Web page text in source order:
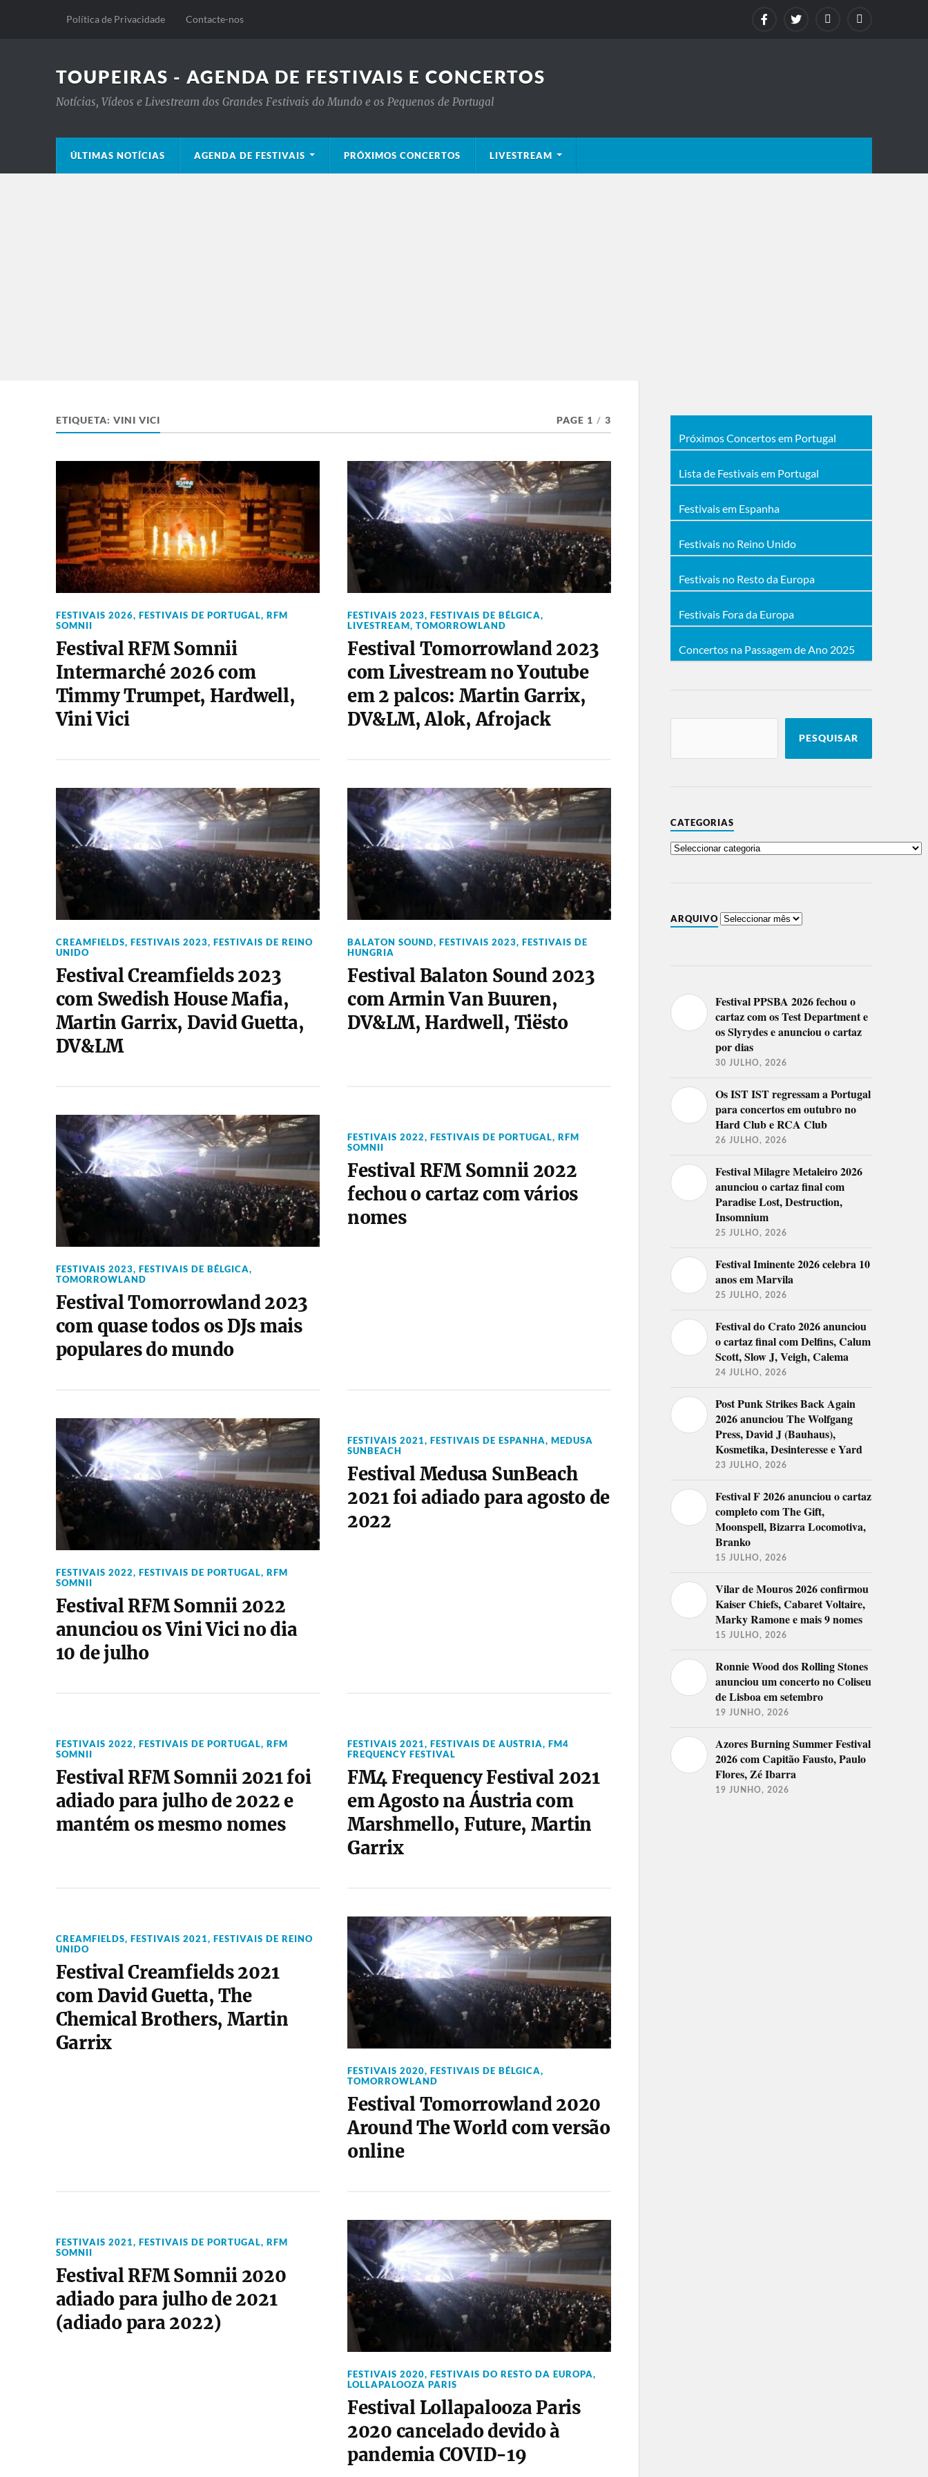
Política de Privacidade Contacte-nos
TOUPEIRAS - AGENDA DE FESTIVAIS E CONCERTOS
Notícias, Vídeos e Livestream dos Grandes Festivais do Mundo e os Pequenos de Portugal
ÚLTIMAS NOTÍCIAS AGENDA DE FESTIVAIS PRÓXIMOS CONCERTOS LIVESTREAM
ETIQUETA: VINI VICI PAGE 1 / 3
FESTIVAIS 2026, FESTIVAIS DE PORTUGAL, RFM
SOMNII
Festival RFM Somnii
Intermarché 2026 com
Timmy Trumpet, Hardwell,
Vini Vici
FESTIVAIS 2023, FESTIVAIS DE BÉLGICA,
LIVESTREAM, TOMORROWLAND
Festival Tomorrowland 2023
com Livestream no Youtube
em 2 palcos: Martin Garrix,
DV&LM, Alok, Afrojack
CREAMFIELDS, FESTIVAIS 2023, FESTIVAIS DE REINO
UNIDO
Festival Creamfields 2023
com Swedish House Mafia,
Martin Garrix, David Guetta,
DV&LM
BALATON SOUND, FESTIVAIS 2023, FESTIVAIS DE
HUNGRIA
Festival Balaton Sound 2023
com Armin Van Buuren,
DV&LM, Hardwell, Tiësto
FESTIVAIS 2023, FESTIVAIS DE BÉLGICA,
TOMORROWLAND
Festival Tomorrowland 2023
com quase todos os DJs mais
populares do mundo
FESTIVAIS 2022, FESTIVAIS DE PORTUGAL, RFM
SOMNII
Festival RFM Somnii 2022
fechou o cartaz com vários
nomes
FESTIVAIS 2022, FESTIVAIS DE PORTUGAL, RFM
SOMNII
Festival RFM Somnii 2022
anunciou os Vini Vici no dia
10 de julho
FESTIVAIS 2021, FESTIVAIS DE ESPANHA, MEDUSA
SUNBEACH
Festival Medusa SunBeach
2021 foi adiado para agosto de
2022
FESTIVAIS 2022, FESTIVAIS DE PORTUGAL, RFM
SOMNII
Festival RFM Somnii 2021 foi
adiado para julho de 2022 e
mantém os mesmo nomes
FESTIVAIS 2021, FESTIVAIS DE AUSTRIA, FM4
FREQUENCY FESTIVAL
FM4 Frequency Festival 2021
em Agosto na Áustria com
Marshmello, Future, Martin
Garrix
CREAMFIELDS, FESTIVAIS 2021, FESTIVAIS DE REINO
UNIDO
Festival Creamfields 2021
com David Guetta, The
Chemical Brothers, Martin
Garrix
FESTIVAIS 2020, FESTIVAIS DE BÉLGICA,
TOMORROWLAND
Festival Tomorrowland 2020
Around The World com versão
online
FESTIVAIS 2021, FESTIVAIS DE PORTUGAL, RFM
SOMNII
Festival RFM Somnii 2020
adiado para julho de 2021
(adiado para 2022)
FESTIVAIS 2020, FESTIVAIS DO RESTO DA EUROPA,
LOLLAPALOOZA PARIS
Festival Lollapalooza Paris
2020 cancelado devido à
pandemia COVID-19
Próximos Concertos em Portugal
Lista de Festivais em Portugal
Festivais em Espanha
Festivais no Reino Unido
Festivais no Resto da Europa
Festivais Fora da Europa
Concertos na Passagem de Ano 2025
PESQUISAR
CATEGORIAS
ARQUIVO
Festival PPSBA 2026 fechou o
cartaz com os Test Department e
os Slyrydes e anunciou o cartaz
por dias
30 JULHO, 2026
Os IST IST regressam a Portugal
para concertos em outubro no
Hard Club e RCA Club
26 JULHO, 2026
Festival Milagre Metaleiro 2026
anunciou o cartaz final com
Paradise Lost, Destruction,
Insomnium
25 JULHO, 2026
Festival Iminente 2026 celebra 10
anos em Marvila
25 JULHO, 2026
Festival do Crato 2026 anunciou
o cartaz final com Delfins, Calum
Scott, Slow J, Veigh, Calema
24 JULHO, 2026
Post Punk Strikes Back Again
2026 anunciou The Wolfgang
Press, David J (Bauhaus),
Kosmetika, Desinteresse e Yard
23 JULHO, 2026
Festival F 2026 anunciou o cartaz
completo com The Gift,
Moonspell, Bizarra Locomotiva,
Branko
15 JULHO, 2026
Vilar de Mouros 2026 confirmou
Kaiser Chiefs, Cabaret Voltaire,
Marky Ramone e mais 9 nomes
15 JULHO, 2026
Ronnie Wood dos Rolling Stones
anunciou um concerto no Coliseu
de Lisboa em setembro
19 JUNHO, 2026
Azores Burning Summer Festival
2026 com Capitão Fausto, Paulo
Flores, Zé Ibarra
19 JUNHO, 2026